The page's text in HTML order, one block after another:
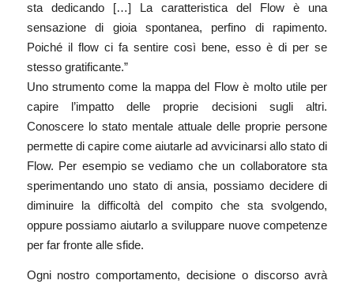
sta dedicando […] La caratteristica del Flow è una
sensazione di gioia spontanea, perfino di rapimento.
Poiché il flow ci fa sentire così bene, esso è di per se
stesso gratificante.”
Uno strumento come la mappa del Flow è molto utile per
capire l’impatto delle proprie decisioni sugli altri.
Conoscere lo stato mentale attuale delle proprie persone
permette di capire come aiutarle ad avvicinarsi allo stato di
Flow. Per esempio se vediamo che un collaboratore sta
sperimentando uno stato di ansia, possiamo decidere di
diminuire la difficoltà del compito che sta svolgendo,
oppure possiamo aiutarlo a sviluppare nuove competenze
per far fronte alle sfide.
Ogni nostro comportamento, decisione o discorso avrà